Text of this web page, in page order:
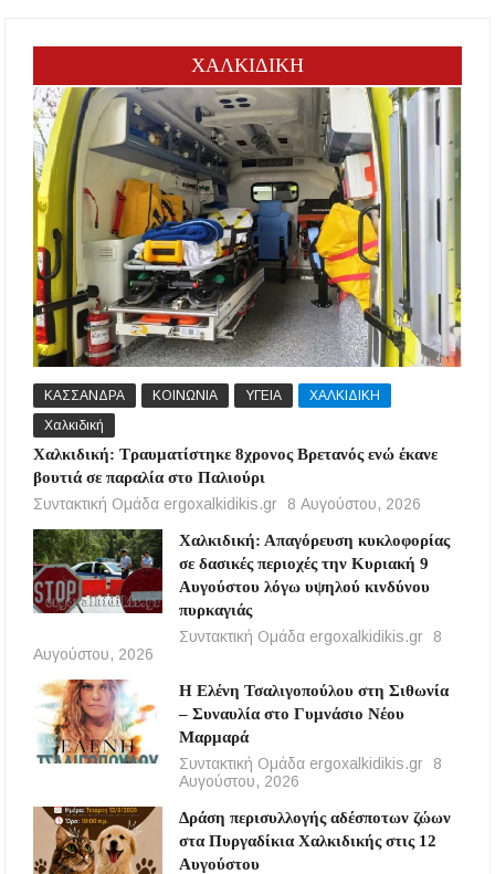
ΧΑΛΚΙΔΙΚΗ
ΚΑΣΣΑΝΔΡΑ ΚΟΙΝΩΝΙΑ ΥΓΕΙΑ
ΧΑΛΚΙΔΙΚΗ
Χαλκιδική
Χαλκιδική: Τραυματίστηκε 8χρονος Βρετανός ενώ έκανε
βουτιά σε παραλία στο Παλιούρι
Συντακτική Ομάδα ergoxalkidikis.gr
8 Αυγούστου, 2026
Χαλκιδική: Απαγόρευση κυκλοφορίας
σε δασικές περιοχές την Κυριακή 9
Αυγούστου λόγω υψηλού κινδύνου
πυρκαγιάς
Συντακτική Ομάδα ergoxalkidikis.gr
8
Αυγούστου, 2026
Η Ελένη Τσαλιγοπούλου στη Σιθωνία
– Συναυλία στο Γυμνάσιο Νέου
Μαρμαρά
Συντακτική Ομάδα ergoxalkidikis.gr
8
Αυγούστου, 2026
Δράση περισυλλογής αδέσποτων ζώων
στα Πυργαδίκια Χαλκιδικής στις 12
Αυγούστου